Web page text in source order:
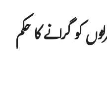
کو گرانے کا حکم